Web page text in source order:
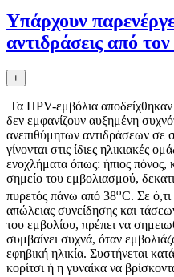
Υπάρχουν
αντιδράσεις από
+
Τα HPV-εμβόλια
δεν εμφανίζουν αυξημένη
ανεπιθύμητων αντιδράσεων σε
γίνονται στις ίδιες ηλικιακές
ενοχλήματα όπως: ήπιος
σημείο του εμβολιασμού,
πυρετός πάνω από 38οC. Σε ό,τι
απώλειας συνείδησης και
του εμβολίου, πρέπει να
συμβαίνει συχνά, όταν
εφηβική ηλικία. Συστήνεται
κορίτσι ή η γυναίκα να